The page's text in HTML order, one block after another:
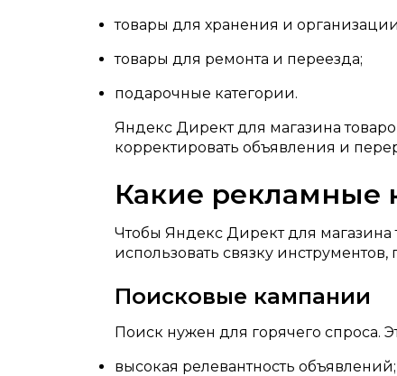
товары для хранения и
товары для ремонта и переезда;
подарочные категории.
Яндекс Директ для магазина
корректировать объявления и
Какие рекламные
Чтобы Яндекс Директ для магазина
использовать связку
Поисковые кампании
Поиск нужен для горячего спроса.
высокая релевантность объявлений;